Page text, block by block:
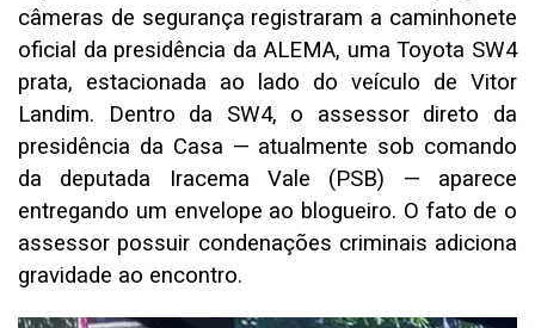
câmeras de segurança registraram a caminhonete
oficial da presidência da ALEMA, uma Toyota SW4
prata, estacionada ao lado do veículo de Vitor
Landim. Dentro da SW4, o assessor direto da
presidência da Casa — atualmente sob comando
da deputada Iracema Vale (PSB) — aparece
entregando um envelope ao blogueiro. O fato de o
assessor possuir condenações criminais adiciona
gravidade ao encontro.